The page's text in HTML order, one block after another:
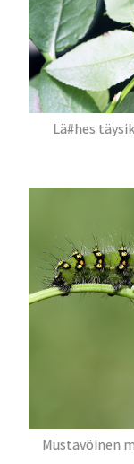
Lä#hes
Mustavöinen